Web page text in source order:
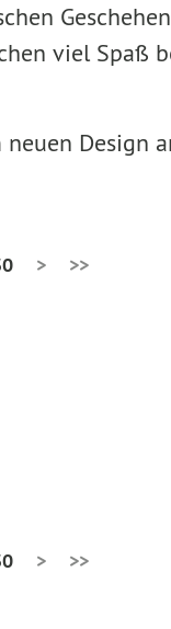
viel Spaß
Design
> >>
> >>